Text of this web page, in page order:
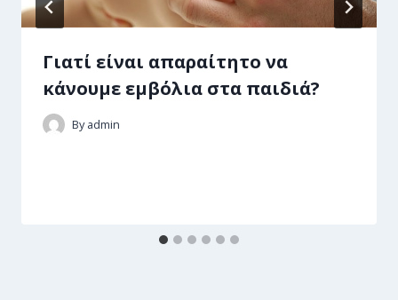
Γιατί είναι απαραίτητο να
κάνουμε εμβόλια στα παιδιά?
By admin